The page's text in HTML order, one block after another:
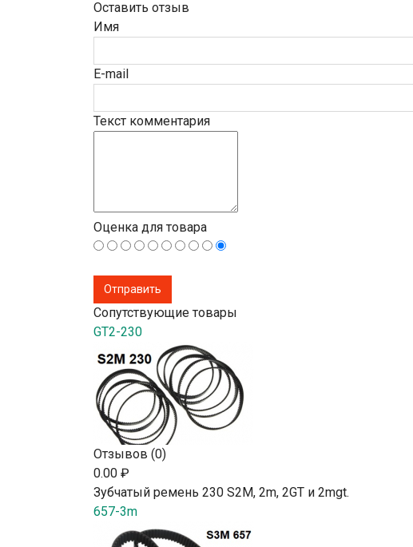
Оставить отзыв
Имя
E-mail
Текст комментария
Оценка для товара
Сопутствующие товары
GT2-230
Отзывов (0)
0.00 ₽
Зубчатый ремень 230 S2М, 2m, 2GT и 2mgt.
657-3m